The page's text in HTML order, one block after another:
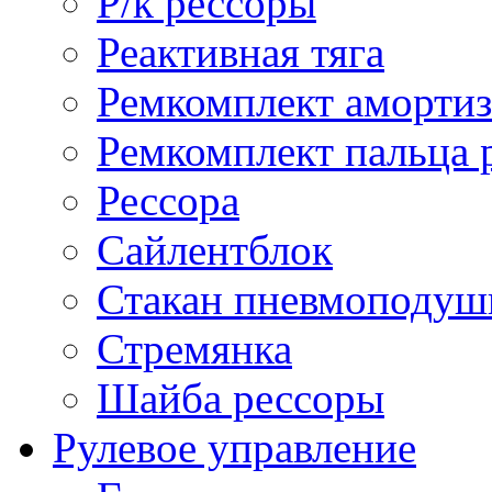
Реактивная тяга
Ремкомплект
Ремкомплект пальца
Рессора
Сайлентблок
Стакан
Стремянка
Шайба рессоры
Рулевое управление